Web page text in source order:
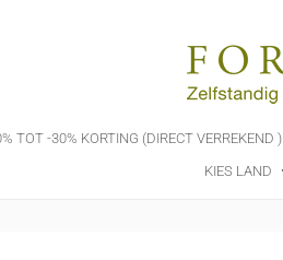
TOT -30% KORTING (DIRECT VERREKEND )
KIES LAND